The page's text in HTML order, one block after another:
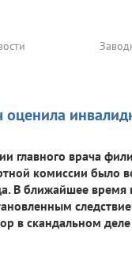
оценила
главного врача
комиссии было
В ближайшее время
в скандальном